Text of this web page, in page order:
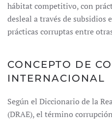
hábitat competitivo, con
desleal a través de subsidios
prácticas corruptas entre
CONCEPTO DE
INTERNACIONAL
Según el Diccionario de la
(DRAE), el término